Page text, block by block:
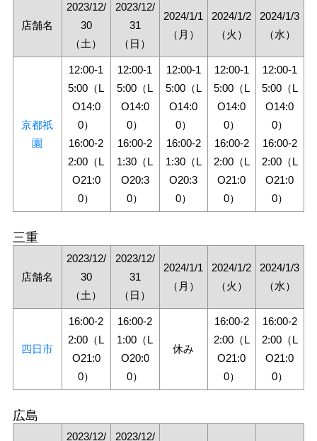
店舗名
2023/12/
30
（土）
2023/12/
31
（日）
2024/1/1
（月）
2024/1/2
（火）
2024/1/3
（水）
京都祇
園
12:00-1
5:00（L
O14:0
0）
16:00-2
2:00（L
O21:0
0）
12:00-1
5:00（L
O14:0
0）
16:00-2
1:30（L
O20:3
0）
12:00-1
5:00（L
O14:0
0）
16:00-2
1:30（L
O20:3
0）
12:00-1
5:00（L
O14:0
0）
16:00-2
2:00（L
O21:0
0）
12:00-1
5:00（L
O14:0
0）
16:00-2
2:00（L
O21:0
0）
三重
店舗名
2023/12/
30
（土）
2023/12/
31
（日）
2024/1/1
（月）
2024/1/2
（火）
2024/1/3
（水）
四日市
16:00-2
2:00（L
O21:0
0）
16:00-2
1:00（L
O20:0
0）
休み
16:00-2
2:00（L
O21:0
0）
16:00-2
2:00（L
O21:0
0）
広島
2023/12/
2023/12/